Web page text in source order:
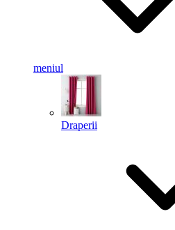
meniul
Draperii